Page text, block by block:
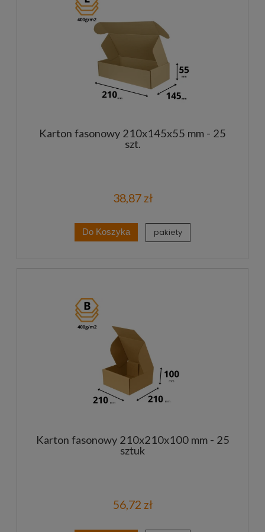
Karton fasonowy 210x145x55 mm - 25
szt.
38,87 zł
Do Koszyka pakiety
Karton fasonowy 210x210x100 mm - 25
sztuk
56,72 zł